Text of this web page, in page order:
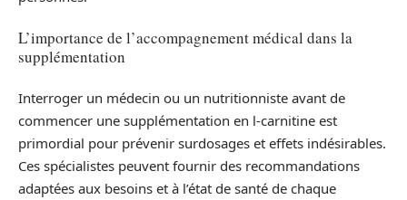
L’importance de l’accompagnement médical dans la
supplémentation
Interroger un médecin ou un nutritionniste avant de
commencer une supplémentation en l-carnitine est
primordial pour prévenir surdosages et effets indésirables.
Ces spécialistes peuvent fournir des recommandations
adaptées aux besoins et à l’état de santé de chaque